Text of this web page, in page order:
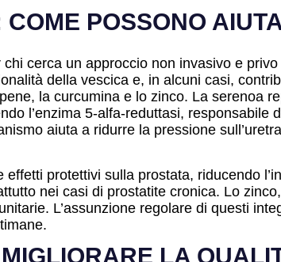
POSSONO
cerca un approccio non invasivo e
della vescica e, in alcuni casi,
la curcumina e lo zinco. La serenoa
l’enzima 5-alfa-reduttasi, responsabile
aiuta a ridurre la pressione
protettivi sulla prostata, riducendo
nei casi di prostatite cronica. Lo
L’assunzione regolare di questi
LA